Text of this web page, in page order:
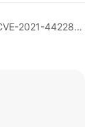
上一篇：Apache Log4j2 远程代码执行漏洞（CVE-2021-44228）公告